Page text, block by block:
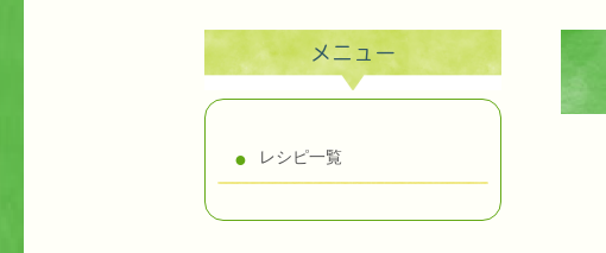
メニュー
レシピ一覧